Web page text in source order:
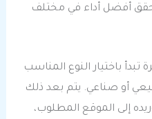
أفضل أداء في مختلف
باختيار النوع المناسب
أو صناعي. يتم بعد ذلك
إلى الموقع المطلوب،